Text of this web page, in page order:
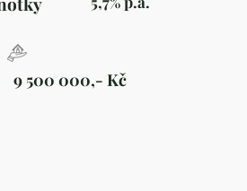
9 500 000,- Kč